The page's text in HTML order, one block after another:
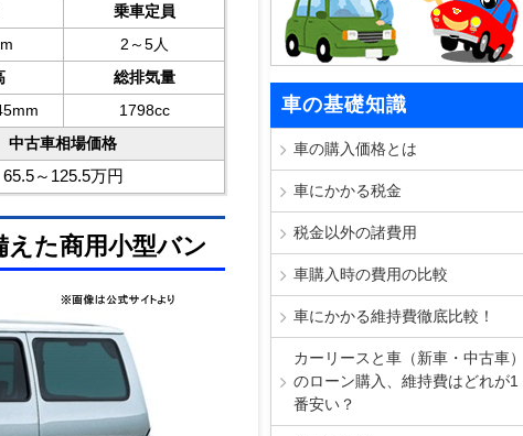
乗車定員
2～5人
総排気量
1798cc
中古車相場価格
65.5～125.5万円
た商用小型バン
車の基礎知識
車の購入価格とは
車にかかる税金
税金以外の諸費用
車購入時の費用の比較
車にかかる維持費徹底比較！
カーリースと車（新車・中古車）
のローン購入、維持費はどれが1
番安い？